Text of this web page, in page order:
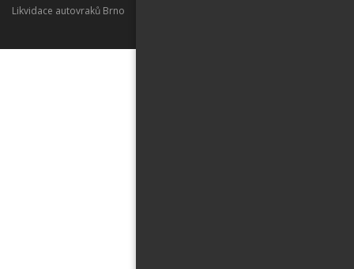
Likvidace autovraků Brno